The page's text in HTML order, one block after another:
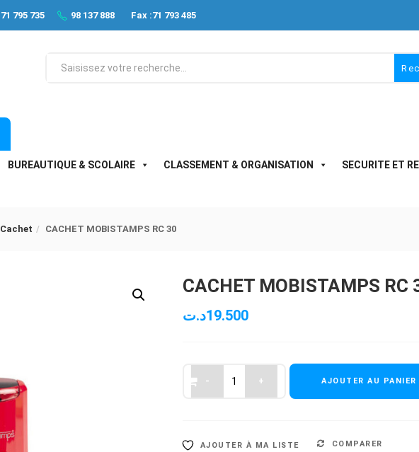
71 795 735 98 137 888 Fax :71 793 485
BUREAUTIQUE & SCOLAIRE CLASSEMENT & ORGANISATION SECURITE ET
Cachet CACHET MOBISTAMPS RC 30
CACHET MOBISTAMPS RC
19.500د.ت
AJOUTER AU PANIER
AJOUTER À MA LISTE COMPARER